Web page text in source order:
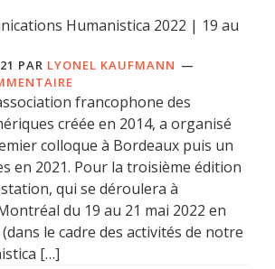
Humanistica 2022 | 19 au
PAR LYONEL KAUFMANN
francophone des
créée en 2014, a organisé
colloque à Bordeaux puis un
en 2021. Pour la troisième édition
qui se déroulera à
du 19 au 21 mai 2022 en
le cadre des activités de notre
[…]